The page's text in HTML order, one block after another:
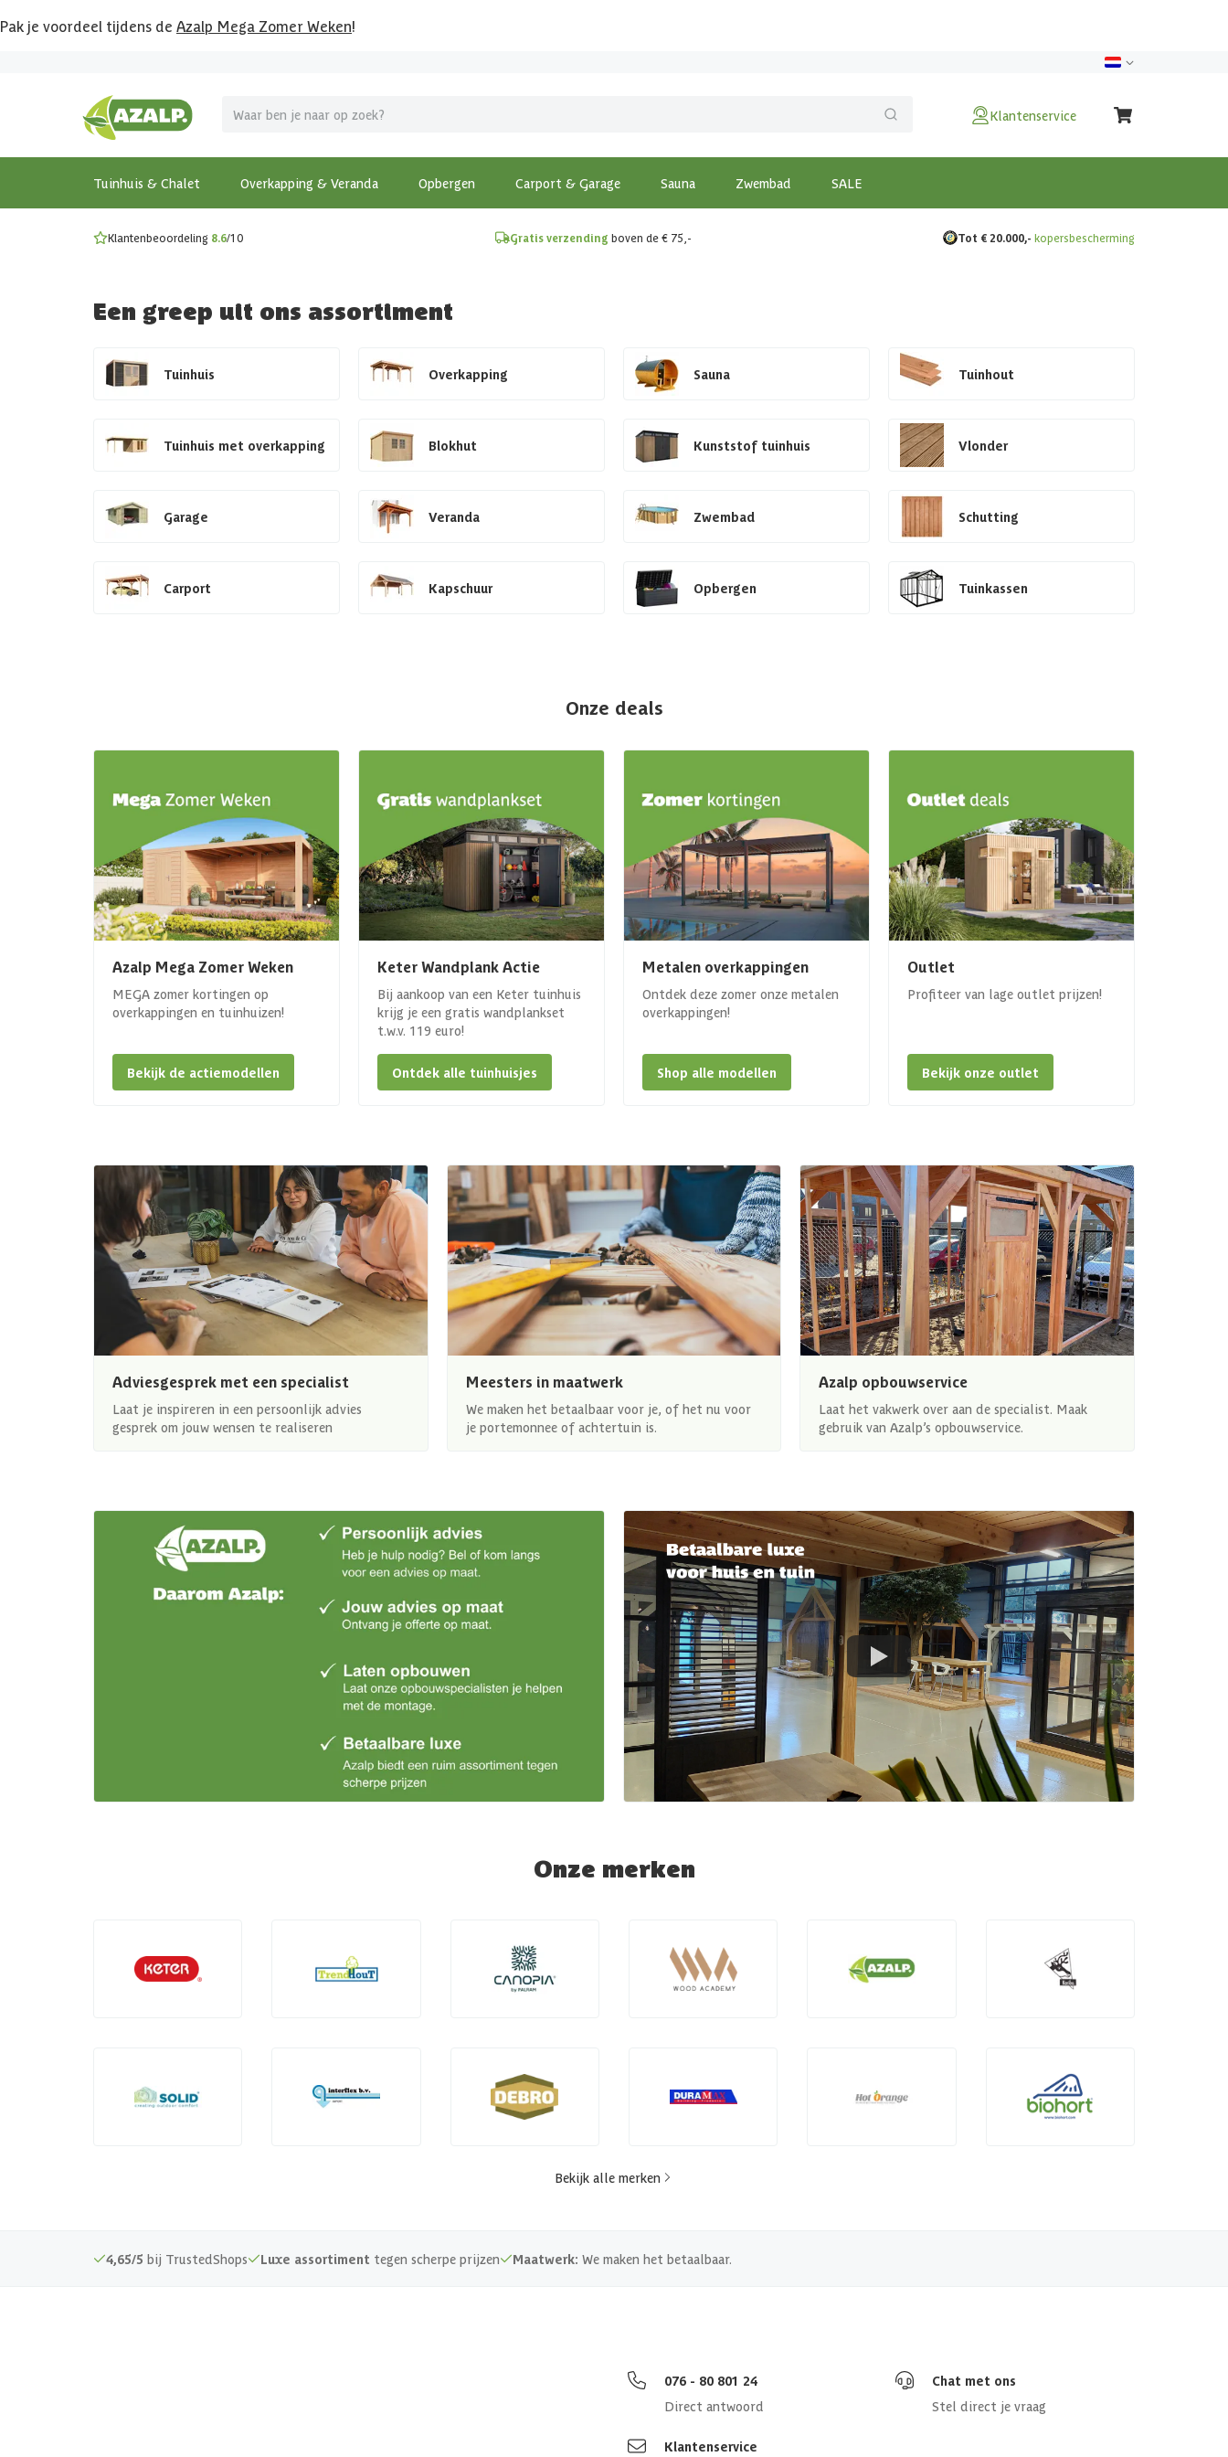
Pak je voordeel tijdens de Azalp Mega Zomer Weken!
Klantenservice
Tuinhuis & Chalet Overkapping & Veranda Opbergen Carport & Garage Sauna Zwembad SALE
MEGA zomer kortingen op overkappingen en tuinhuizen!
Bekijk de actiemodellen
Gratis wandplankset
Ontdek onze metalen overkappingen
Klantenbeoordeling 8.6/10 Gratis verzending boven de € 75,- Tot € 20.000,- kopersbescherming
Een greep uit ons assortiment
Tuinhuis Overkapping Sauna Tuinhout
Tuinhuis met overkapping Blokhut Kunststof tuinhuis Vlonder
Garage Veranda Zwembad Schutting
Carport Kapschuur Opbergen Tuinkassen
Onze deals
Azalp Mega Zomer Weken
MEGA zomer kortingen op
overkappingen en tuinhuizen!
Bekijk de actiemodellen
Keter Wandplank Actie
Bij aankoop van een Keter tuinhuis
krijg je een gratis wandplankset
t.w.v. 119 euro!
Ontdek alle tuinhuisjes
Metalen overkappingen
Ontdek deze zomer onze metalen
overkappingen!
Shop alle modellen
Outlet
Profiteer van lage outlet prijzen!
Bekijk onze outlet
Adviesgesprek met een specialist
Laat je inspireren in een persoonlijk advies
gesprek om jouw wensen te realiseren
Meesters in maatwerk
We maken het betaalbaar voor je, of het nu voor
je portemonnee of achtertuin is.
Azalp opbouwservice
Laat het vakwerk over aan de specialist. Maak
gebruik van Azalp’s opbouwservice.
Onze merken
Bekijk alle merken
4,65/5 bij TrustedShops Luxe assortiment tegen scherpe prijzen Maatwerk: We maken het betaalbaar.
076 - 80 801 24
Direct antwoord
Chat met ons
Stel direct je vraag
Klantenservice